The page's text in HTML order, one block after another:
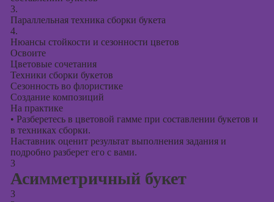
3.
Параллельная техника сборки букета
4.
Нюансы стойкости и сезонности цветов
Освоите
Цветовые сочетания
Техники сборки букетов
Сезонность во флористике
Создание композиций
На практике
• Разберетесь в цветовой гамме при составлении букетов и
в техниках сборки.
Наставник оценит результат выполнения задания и
подробно разберет его с вами.
3
Асимметричный букет
3